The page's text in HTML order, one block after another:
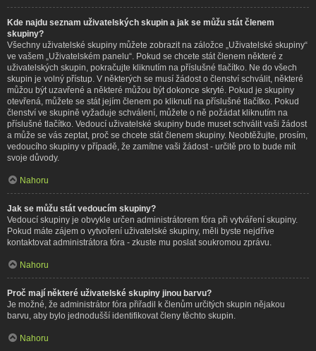
Kde najdu seznam uživatelských skupin a jak se můžu stát členem
skupiny?
Všechny uživatelské skupiny můžete zobrazit na záložce „Uživatelské skupiny“
ve vašem „Uživatelském panelu“. Pokud se chcete stát členem některé z
uživatelských skupin, pokračujte kliknutím na příslušné tlačítko. Ne do všech
skupin je volný přístup. V některých se musí žádost o členství schválit, některé
můžou být uzavřené a některé můžou být dokonce skryté. Pokud je skupiny
otevřená, můžete se stát jejím členem po kliknutí na příslušné tlačítko. Pokud
členství ve skupině vyžaduje schválení, můžete o ně požádat kliknutím na
příslušné tlačítko. Vedoucí uživatelské skupiny bude muset schválit vaši žádost
a může se vás zeptat, proč se chcete stát členem skupiny. Neobtěžujte, prosím,
vedoucího skupiny v případě, že zamítne vaši žádost - určitě pro to bude mít
svoje důvody.
Nahoru
Jak se můžu stát vedoucím skupiny?
Vedoucí skupiny je obvykle určen administrátorem fóra při vytváření skupiny.
Pokud máte zájem o vytvoření uživatelské skupiny, měli byste nejdříve
kontaktovat administrátora fóra - zkuste mu poslat soukromou zprávu.
Nahoru
Proč mají některé uživatelské skupiny jinou barvu?
Je možné, že administrátor fóra přiřadil k členům určitých skupin nějakou
barvu, aby bylo jednodušší identifikovat členy těchto skupin.
Nahoru